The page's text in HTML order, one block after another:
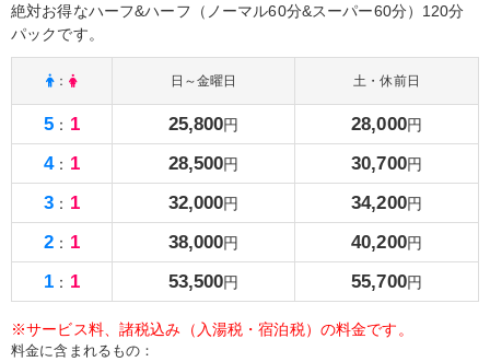
絶対お得なハーフ&ハーフ（ノーマル60分&スーパー60分）120分
パックです。
： 日～金曜日 土・休前日
5 ： 1 25,800円 28,000円
4： 1 28,500円 30,700円
3 ： 1 32,000円 34,200円
2 ： 1 38,000円 40,200円
1 ： 1 53,500円 55,700円
※サービス料、諸税込み（入湯税・宿泊税）の料金です。
料金に含まれるもの：